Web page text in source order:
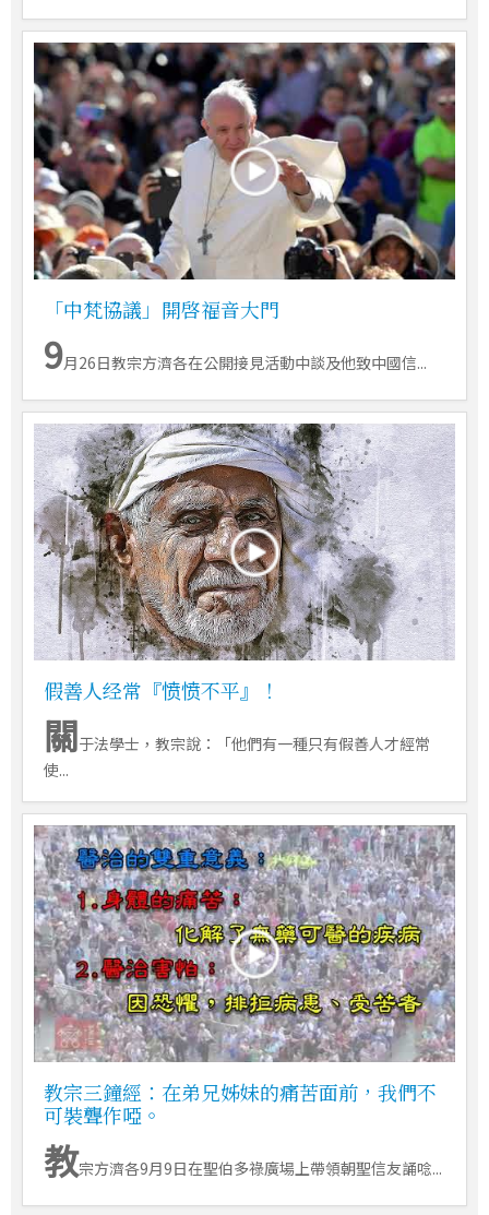
「中梵協議」開啓福音大門
9月26日教宗方濟各在公開接見活動中談及他致中國信...
假善人经常『愤愤不平』！
關于法學士，教宗說：「他們有一種只有假善人才經常
使...
教宗三鐘經：在弟兄姊妹的痛苦面前，我們不
可裝聾作啞。
教宗方濟各9月9日在聖伯多祿廣場上帶領朝聖信友誦唸...